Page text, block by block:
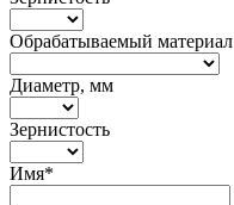
Обрабатываемый материал
Диаметр, мм
Зернистость
Имя*